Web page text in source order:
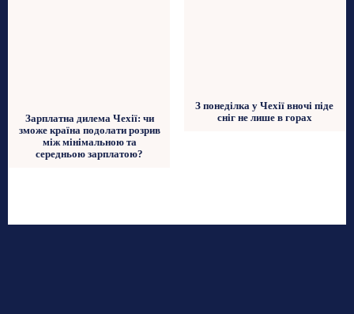
Зарплатна дилема Чехії: чи
зможе країна подолати розрив
між мінімальною та
середньою зарплатою?
З понеділка у Чехії вночі піде
сніг не лише в горах